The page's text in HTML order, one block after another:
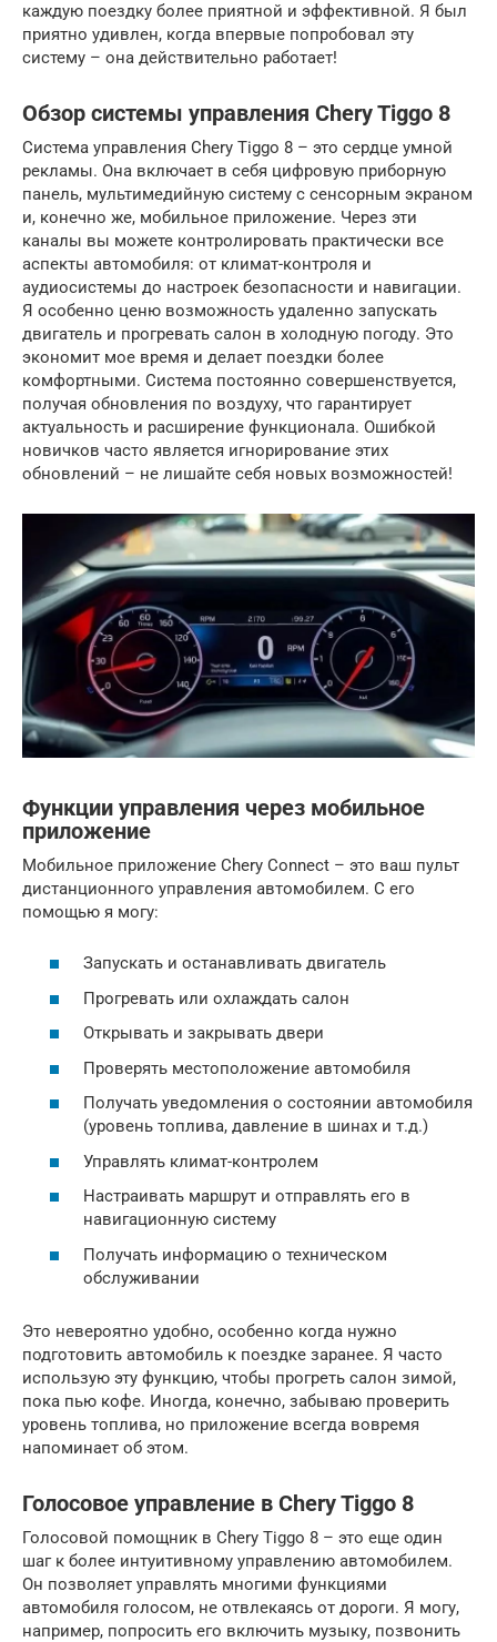
каждую поездку более приятной и эффективной. Я был
приятно удивлен, когда впервые попробовал эту
систему – она действительно работает!
Обзор системы управления Chery Tiggo 8
Система управления Chery Tiggo 8 – это сердце умной
рекламы. Она включает в себя цифровую приборную
панель, мультимедийную систему с сенсорным экраном
и, конечно же, мобильное приложение. Через эти
каналы вы можете контролировать практически все
аспекты автомобиля: от климат-контроля и
аудиосистемы до настроек безопасности и навигации.
Я особенно ценю возможность удаленно запускать
двигатель и прогревать салон в холодную погоду. Это
экономит мое время и делает поездки более
комфортными. Система постоянно совершенствуется,
получая обновления по воздуху, что гарантирует
актуальность и расширение функционала. Ошибкой
новичков часто является игнорирование этих
обновлений – не лишайте себя новых возможностей!
Функции управления через мобильное
приложение
Мобильное приложение Chery Connect – это ваш пульт
дистанционного управления автомобилем. С его
помощью я могу:
Запускать и останавливать двигатель
Прогревать или охлаждать салон
Открывать и закрывать двери
Проверять местоположение автомобиля
Получать уведомления о состоянии автомобиля
(уровень топлива, давление в шинах и т.д.)
Управлять климат-контролем
Настраивать маршрут и отправлять его в
навигационную систему
Получать информацию о техническом
обслуживании
Это невероятно удобно, особенно когда нужно
подготовить автомобиль к поездке заранее. Я часто
использую эту функцию, чтобы прогреть салон зимой,
пока пью кофе. Иногда, конечно, забываю проверить
уровень топлива, но приложение всегда вовремя
напоминает об этом.
Голосовое управление в Chery Tiggo 8
Голосовой помощник в Chery Tiggo 8 – это еще один
шаг к более интуитивному управлению автомобилем.
Он позволяет управлять многими функциями
автомобиля голосом, не отвлекаясь от дороги. Я могу,
например, попросить его включить музыку, позвонить